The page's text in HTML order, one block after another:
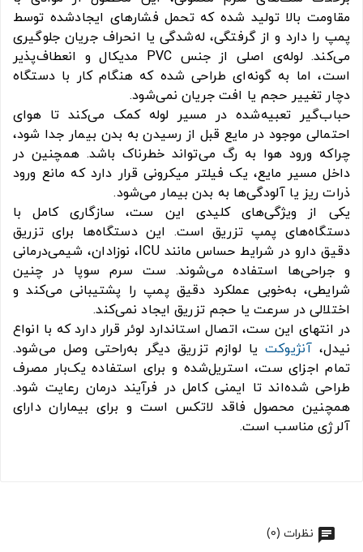
مقاومت بالا تولید شده که تحمل فشارهای ایجادشده توسط
پمپ را دارد و از گرفتگی، له‌شدگی یا انحراف جریان جلوگیری
می‌کند. لوله‌ی اصلی از جنس PVC مدیکال و انعطاف‌پذیر
است، اما به گونه‌ای طراحی شده که هنگام کار با دستگاه
دچار تغییر حجم یا افت جریان نمی‌شود.
حباب‌گیر تعبیه‌شده در مسیر لوله کمک می‌کند تا هوای
احتمالی موجود در مایع قبل از رسیدن به بدن بیمار جدا شود،
چراکه ورود هوا به رگ می‌تواند خطرناک باشد. همچنین در
داخل مسیر مایع، یک فیلتر میکرونی قرار دارد که مانع ورود
ذرات ریز یا آلودگی‌ها به بدن بیمار می‌شود.
یکی از ویژگی‌های کلیدی این ست، سازگاری کامل با
دستگاه‌های پمپ تزریق است. این دستگاه‌ها برای تزریق
دقیق دارو در شرایط حساس مانند ICU، نوزادان، شیمی‌درمانی
و جراحی‌ها استفاده می‌شوند. ست سرم سوپا در چنین
شرایطی، به‌خوبی عملکرد دقیق پمپ را پشتیبانی می‌کند و
اختلالی در سرعت یا حجم تزریق ایجاد نمی‌کند.
در انتهای این ست، اتصال استاندارد لوئر قرار دارد که با انواع
نیدل، آنژیوکتیا لوازم تزریق دیگر به‌راحتی وصل می‌شود.
تمام اجزای ست، استریل‌شده و برای استفاده یک‌بار مصرف
طراحی شده‌اند تا ایمنی کامل در فرآیند درمان رعایت شود.
همچنین محصول فاقد لاتکس است و برای بیماران دارای
آلرژی مناسب است.
نظرات (0)